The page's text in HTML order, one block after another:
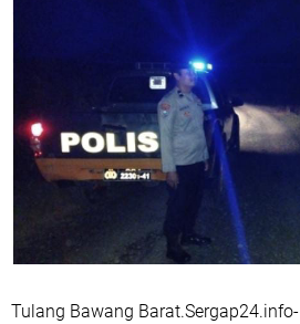
Tulang Bawang Barat.Sergap24.info-